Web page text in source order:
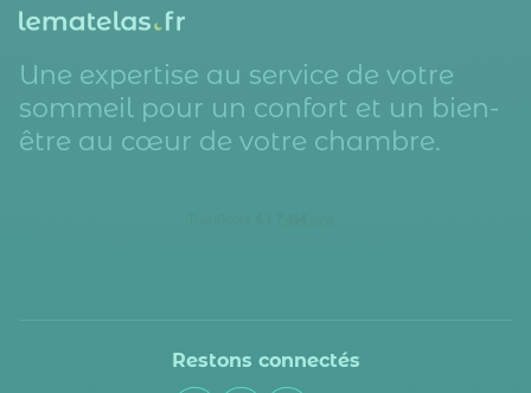
Une expertise au service de votre
sommeil pour un confort et un bien-
être au cœur de votre chambre.
Restons connectés